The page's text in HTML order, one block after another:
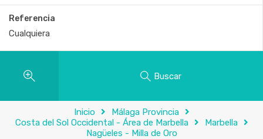
Referencia
Buscar
Inicio
Málaga Provincia
Costa del Sol Occidental - Área de Marbella
Marbella
Nagüeles - Milla de Oro